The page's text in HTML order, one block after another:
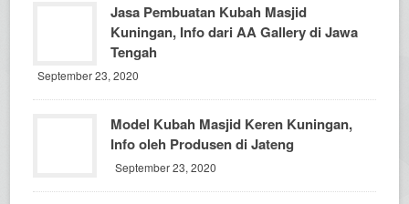
Jasa Pembuatan Kubah Masjid
Kuningan, Info dari AA Gallery di Jawa
Tengah
September 23, 2020
Model Kubah Masjid Keren Kuningan,
Info oleh Produsen di Jateng
September 23, 2020